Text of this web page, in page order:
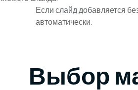
Если слайд добавляется
автоматически.
Выбор